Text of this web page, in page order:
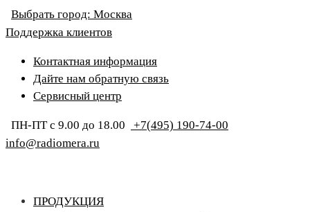
Выбрать город: Москва
Поддержка клиентов
Контактная информация
Дайте нам обратную связь
Сервисный центр
ПН-ПТ с 9.00 до 18.00
+7(495) 190-74-00
info@radiomera.ru
ПРОДУКЦИЯ